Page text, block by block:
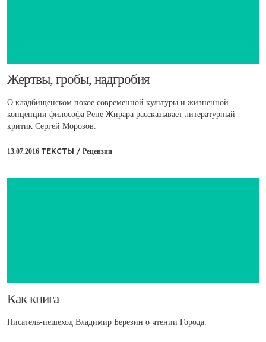
​Жертвы, гробы, надгробия
О кладбищенском покое современной культуры и жизненной
концепции философа Рене Жирара рассказывает литературный
критик Сергей Морозов.
13.07.2016 ТЕКСТЫ / Рецензии
​Как книга
Писатель-пешеход Владимир Березин о чтении Города.